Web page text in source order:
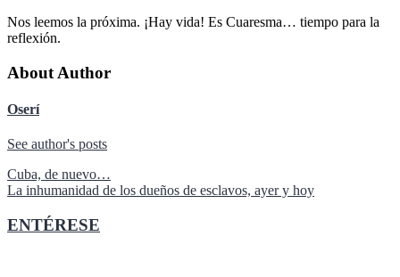
Nos leemos la próxima. ¡Hay vida! Es Cuaresma… tiempo para la
reflexión.
About Author
Oserí
See author's posts
Navegación
de
entradas
Cuba, de nuevo…
La inhumanidad de los dueños de esclavos, ayer y hoy
ENTÉRESE